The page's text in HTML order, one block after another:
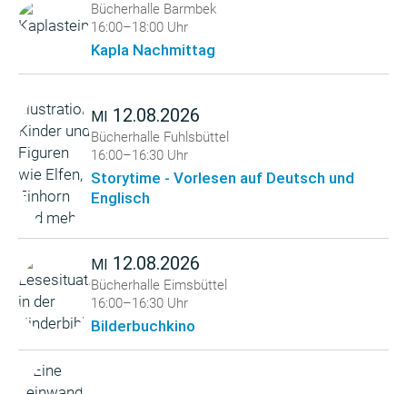
Bücherhalle Barmbek
16:00–18:00 Uhr
Kapla Nachmittag
MI 12.08.2026
Bücherhalle Fuhlsbüttel
16:00–16:30 Uhr
Storytime - Vorlesen auf Deutsch und
Englisch
MI 12.08.2026
Bücherhalle Eimsbüttel
16:00–16:30 Uhr
Bilderbuchkino